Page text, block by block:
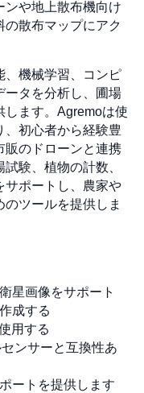
ンや地上散布機向け
の散布マップにアク
、機械学習、コンピ
ータを分析し、圃場
します。Agremoは使
、初心者から経験豊
販のドローンと連携
験、植物の計数、
サポートし、農家や
ツールを提供しま
星画像をサポート
成する
用する
ンサーと互換性あ
ートを提供します